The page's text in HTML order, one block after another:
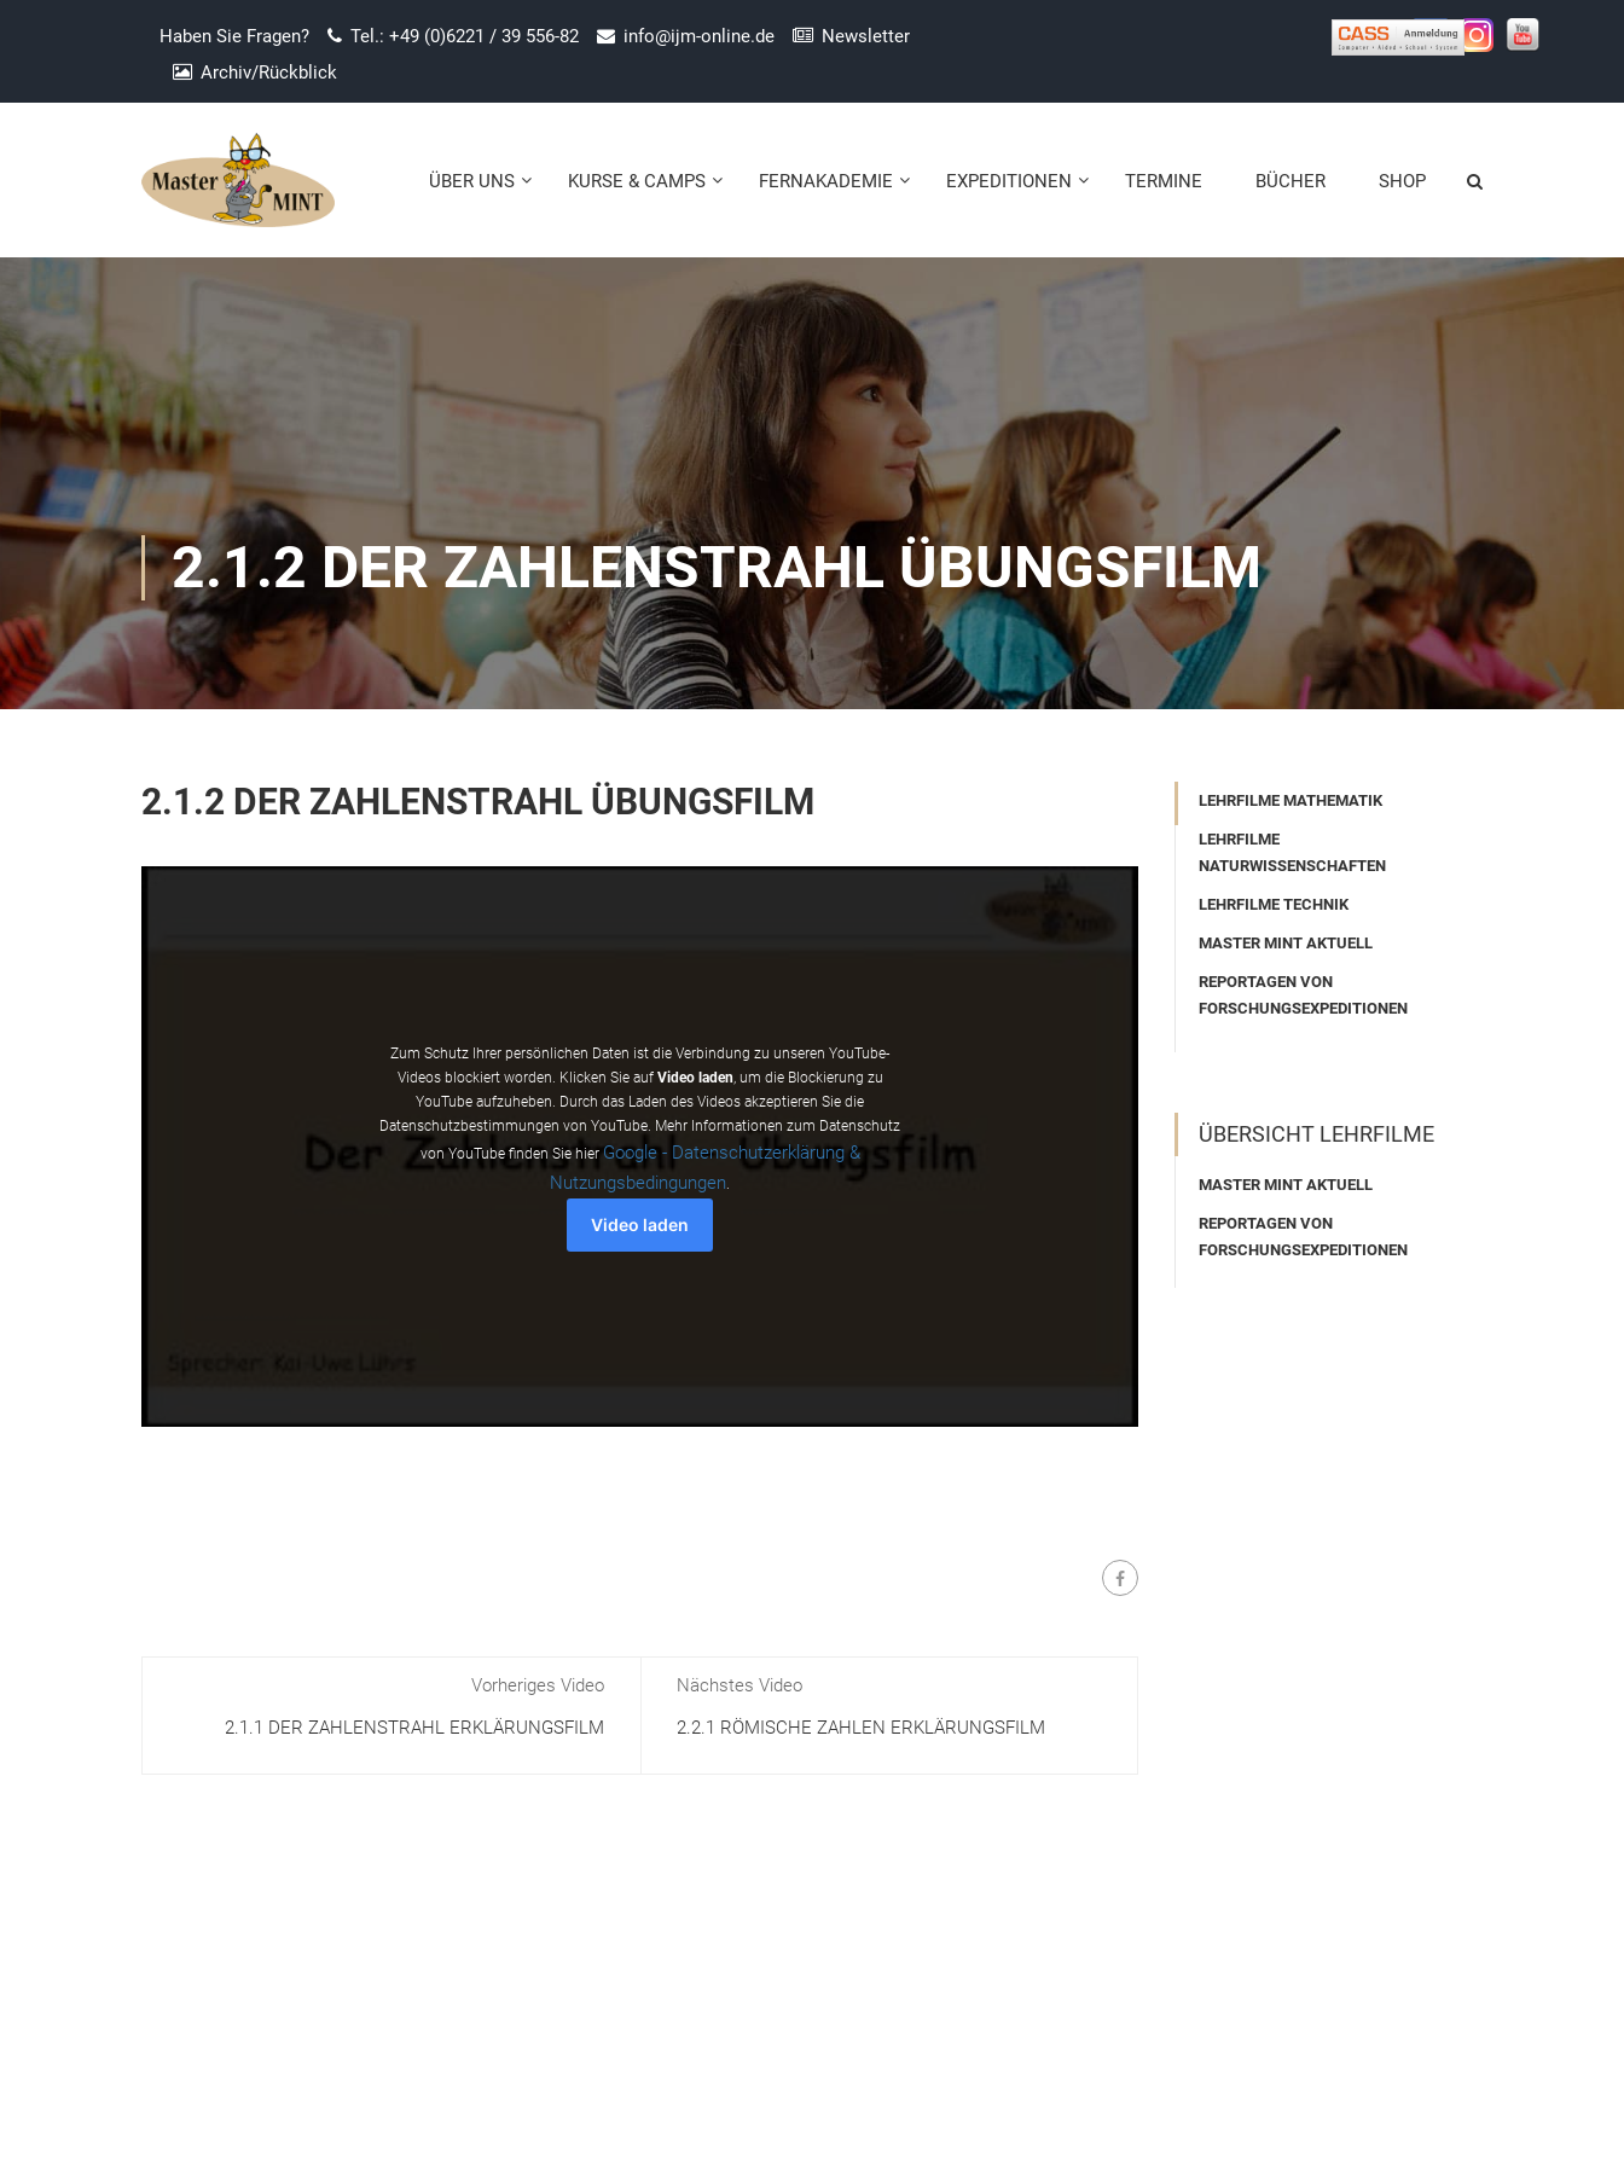
Haben Sie Fragen? Tel.: +49 (0)6221 / 39 556-82 info@ijm-online.de
Newsletter
Archiv/Rückblick
ÜBER UNS KURSE & CAMPS FERNAKADEMIE EXPEDITIONEN TERMINE BÜCHER SHOP
2.1.2 DER ZAHLENSTRAHL ÜBUNGSFILM
2.1.2 DER ZAHLENSTRAHL ÜBUNGSFILM
Zum Schutz Ihrer persönlichen Daten ist die Verbindung zu unseren YouTube-
Videos blockiert worden. Klicken Sie auf Video laden, um die Blockierung zu
YouTube aufzuheben. Durch das Laden des Videos akzeptieren Sie die
Datenschutzbestimmungen von YouTube. Mehr Informationen zum Datenschutz
von YouTube finden Sie hierGoogle - Datenschutzerklärung &
Nutzungsbedingungen.
Video laden
Vorheriges Video
2.1.1 DER ZAHLENSTRAHL ERKLÄRUNGSFILM
Nächstes Video
2.2.1 RÖMISCHE ZAHLEN ERKLÄRUNGSFILM
LEHRFILME MATHEMATIK
LEHRFILME
NATURWISSENSCHAFTEN
LEHRFILME TECHNIK
MASTER MINT AKTUELL
REPORTAGEN VON
FORSCHUNGSEXPEDITIONEN
ÜBERSICHT LEHRFILME
MASTER MINT AKTUELL
REPORTAGEN VON
FORSCHUNGSEXPEDITIONEN